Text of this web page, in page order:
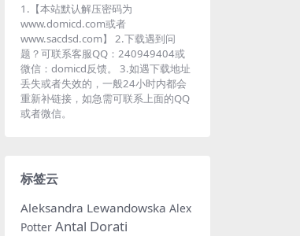
1.【本站默认解压密码为
www.domicd.com或者
www.sacdsd.com】 2.下载遇到问
题？可联系客服QQ：240949404或
微信：domicd反馈。 3.如遇下载地址
丢失或者失效的，一般24小时内都会
重新补链接，如急需可联系上面的QQ
或者微信。
标签云
Aleksandra Lewandowska Alex
Potter Antal Dorati